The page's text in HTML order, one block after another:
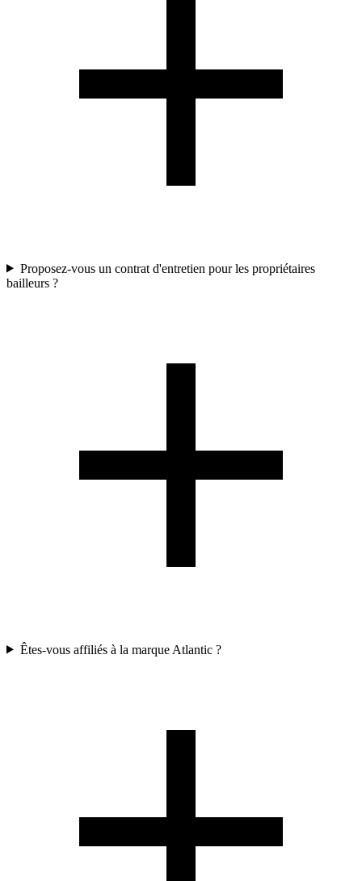
Proposez-vous un contrat d'entretien pour les propriétaires
bailleurs ?
Êtes-vous affiliés à la marque Atlantic ?